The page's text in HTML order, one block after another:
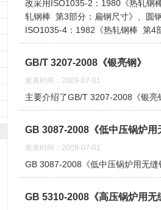
改采用ISO1035-2：1980《热轧钢
轧钢棒 第3部分：扁钢尺寸》、圆
ISO1035-4：1982《热轧钢棒 第4
GB/T 3207-2008《银亮钢》
发表时间：2009-07-01
主要介绍了GB/T 3207-2008《银亮
GB 3087-2008《低中压锅炉用
发表时间：2009-07-01
GB 3087-2008《低中压锅炉用无缝
GB 5310-2008《高压锅炉用无